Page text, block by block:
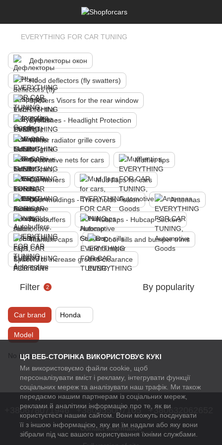
ЦЯ ВЕБ-СТОРІНКА ВИКОРИСТОВУЄ КУКІ
Ми використовуємо файли cookie, щоб
персоналізувати вміст і рекламу, інтегрувати функції
соціальних мереж та аналізувати наш трафік. Ми також
передаємо нашим партнерам із соціальних мереж,
реклами й аналітики інформацію про те, як ви
користуєтеся нашим сайтом. Вони можуть поєднувати
її з іншою інформацією, яку ви їм надали або яку вони
зібрали під час вашого користування їхніми службами.
EVERYTHING FOR CAR TUNING
Дефлекторы окон
Hood deflectors (fly swatters)
Spoilers Visors for the rear window
Eyelashes - Headlight Protection
Winter radiator grille covers
Decorative nets for cars Muffler tips
Car mirrors Mud flaps for cars
Door moldings - Thresholds - salon Antennas
Autobuffers Hubcaps - Hubcap Stickers
Titanium caps Door sills and bumper trims
Spacers to increase ground clearance
Filter 2 By popularity
Car brand Honda
Model
No items
+380678071946 +380955007105 +380632062652
Contact information